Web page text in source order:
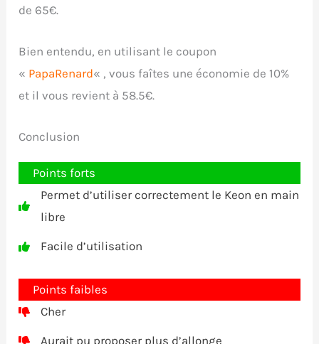
de 65€.
Bien entendu, en utilisant le coupon
« PapaRenard« , vous faîtes une économie de 10%
et il vous revient à 58.5€.
Conclusion
Points forts
Permet d’utiliser correctement le Keon en main
libre
Facile d’utilisation
Points faibles
Cher
Aurait pu proposer plus d’allonge